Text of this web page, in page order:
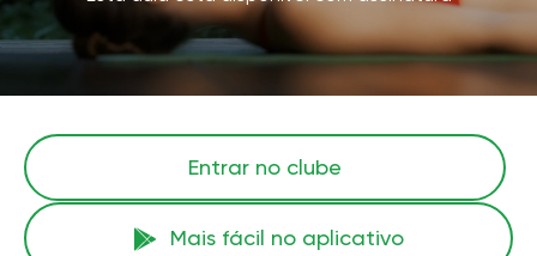
Entrar no clube
Mais fácil no aplicativo